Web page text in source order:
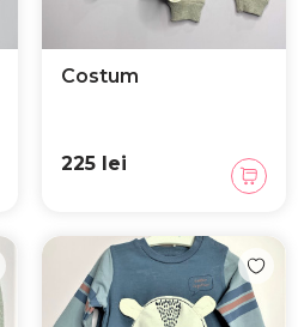
Costum
225 lei